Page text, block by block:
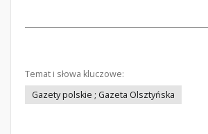
Temat i słowa kluczowe:
Gazety polskie ; Gazeta Olsztyńska